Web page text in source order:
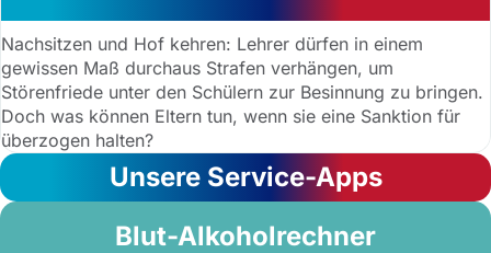
Nachsitzen und Hof kehren: Lehrer dürfen in einem
gewissen Maß durchaus Strafen verhängen, um
Störenfriede unter den Schülern zur Besinnung zu bringen.
Doch was können Eltern tun, wenn sie eine Sanktion für
überzogen halten?
Unsere Service-Apps
Blut-Alkoholrechner